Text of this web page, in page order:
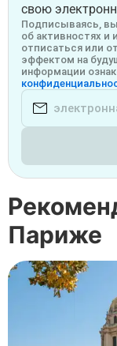
свою
Подписываясь,
об активностях
отписаться или
эффектом на
информации
Париже